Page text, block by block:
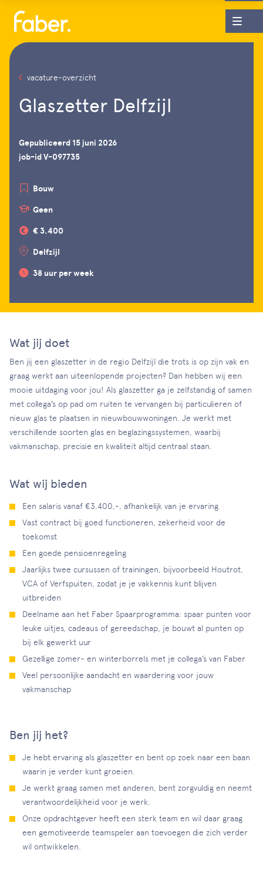
vacature-overzicht
Glaszetter Delfzijl
Gepubliceerd 15 juni 2026
job-id V-097735
Bouw
Geen
€ 3.400
Delfzijl
38 uur per week
Wat jij doet
Ben jij een glaszetter in de regio Delfzijl die trots is op zijn vak en
graag werkt aan uiteenlopende projecten? Dan hebben wij een
mooie uitdaging voor jou! Als glaszetter ga je zelfstandig of samen
met collega’s op pad om ruiten te vervangen bij particulieren of
nieuw glas te plaatsen in nieuwbouwwoningen. Je werkt met
verschillende soorten glas en beglazingssystemen, waarbij
vakmanschap, precisie en kwaliteit altijd centraal staan.
Wat wij bieden
Een salaris vanaf €3.400,-, afhankelijk van je ervaring
Vast contract bij goed functioneren, zekerheid voor de
toekomst
Een goede pensioenregeling
Jaarlijks twee cursussen of trainingen, bijvoorbeeld Houtrot,
VCA of Verfspuiten, zodat je je vakkennis kunt blijven
uitbreiden
Deelname aan het Faber Spaarprogramma: spaar punten voor
leuke uitjes, cadeaus of gereedschap, je bouwt al punten op
bij elk gewerkt uur
Gezellige zomer- en winterborrels met je collega’s van Faber
Veel persoonlijke aandacht en waardering voor jouw
vakmanschap
Ben jij het?
Je hebt ervaring als glaszetter en bent op zoek naar een baan
waarin je verder kunt groeien.
Je werkt graag samen met anderen, bent zorgvuldig en neemt
verantwoordelijkheid voor je werk.
Onze opdrachtgever heeft een sterk team en wil daar graag
een gemotiveerde teamspeler aan toevoegen die zich verder
wil ontwikkelen.